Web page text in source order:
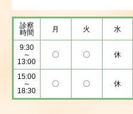
診察
時間
月 火 水
9:30
～
13:00
〇 〇 休
15:00
～
18:30
〇 〇 休